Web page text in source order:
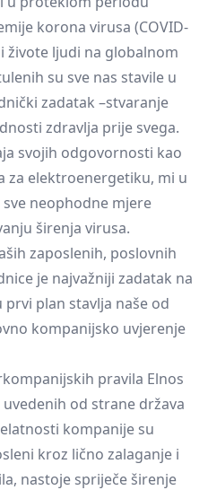
korona virusa (COVID-
živote ljudi na globalnom
su sve nas stavile u
zadatak –stvaranje
zdravlja prije svega.
svojih odgovornosti kao
za elektroenergetiku, mi u
neophodne mjere
širenja virusa.
zaposlenih, poslovnih
je najvažniji zadatak na
plan stavlja naše od
kompanijsko uvjerenje
pravila Elnos
od strane država
kompanije su
kroz lično zalaganje i
nastoje spriječe širenje